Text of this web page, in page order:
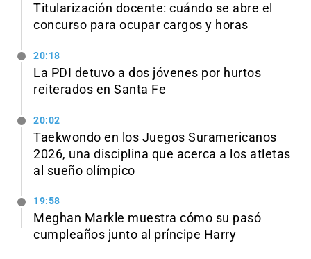
Titularización docente: cuándo se abre el
concurso para ocupar cargos y horas
20:18
La PDI detuvo a dos jóvenes por hurtos
reiterados en Santa Fe
20:02
Taekwondo en los Juegos Suramericanos
2026, una disciplina que acerca a los atletas
al sueño olímpico
19:58
Meghan Markle muestra cómo su pasó
cumpleaños junto al príncipe Harry